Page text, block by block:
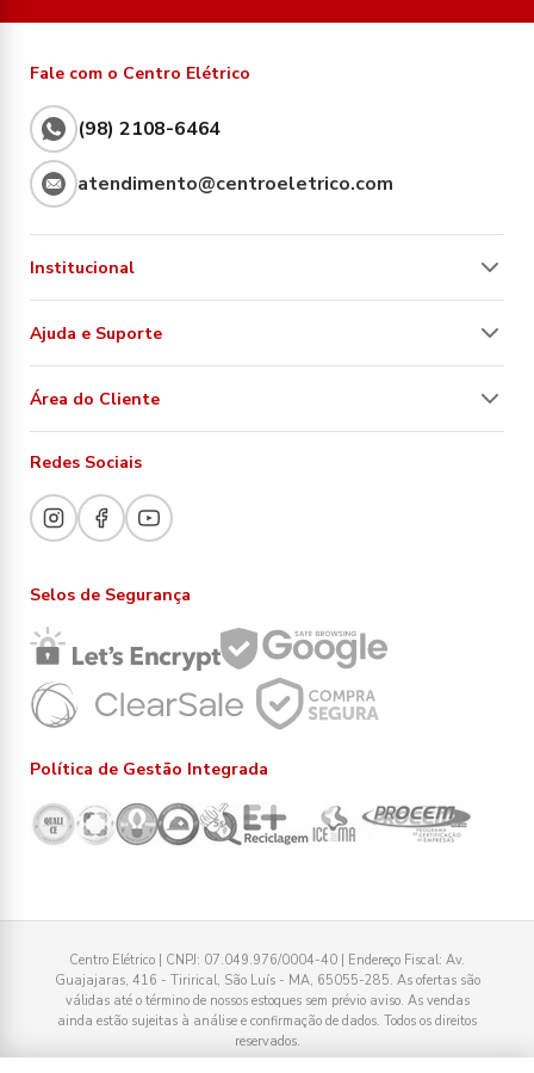
Fale com o Centro Elétrico
(98) 2108-6464
atendimento@centroeletrico.com
Institucional
Ajuda e Suporte
Área do Cliente
Redes Sociais
Selos de Segurança
Política de Gestão Integrada
Centro Elétrico | CNPJ: 07.049.976/0004-40 | Endereço Fiscal: Av.
Guajajaras, 416 - Tirirical, São Luís - MA, 65055-285. As ofertas são
válidas até o término de nossos estoques sem prévio aviso. As vendas
ainda estão sujeitas à análise e confirmação de dados. Todos os direitos
reservados.